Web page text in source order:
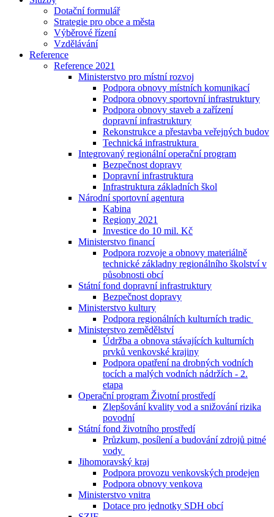
Dotační formulář
Strategie pro obce a města
Výběrové řízení
Vzdělávání
Reference
Reference 2021
Ministerstvo pro místní rozvoj
Podpora obnovy místních komunikací
Podpora obnovy sportovní infrastruktury
Podpora obnovy staveb a zařízení
dopravní infrastruktury
Rekonstrukce a přestavba veřejných budov
Technická infrastruktura
Integrovaný regionální operační program
Bezpečnost dopravy
Dopravní infrastruktura
Infrastruktura základních škol
Národní sportovní agentura
Kabina
Regiony 2021
Investice do 10 mil. Kč
Ministerstvo financí
Podpora rozvoje a obnovy materiálně
technické základny regionálního školství v
působnosti obcí
Státní fond dopravní infrastruktury
Bezpečnost dopravy
Ministerstvo kultury
Podpora regionálních kulturních tradic
Ministerstvo zemědělství
Údržba a obnova stávajících kulturních
prvků venkovské krajiny
Podpora opatření na drobných vodních
tocích a malých vodních nádržích - 2.
etapa
Operační program Životní prostředí
Zlepšování kvality vod a snižování rizika
povodní
Státní fond životního prostředí
Průzkum, posílení a budování zdrojů pitné
vody
Jihomoravský kraj
Podpora provozu venkovských prodejen
Podpora obnovy venkova
Ministerstvo vnitra
Dotace pro jednotky SDH obcí